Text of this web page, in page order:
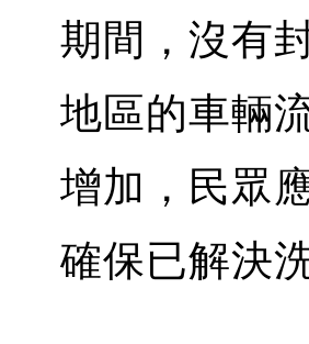
期間，沒有
地區的車輛
增加，民眾
確保已解決